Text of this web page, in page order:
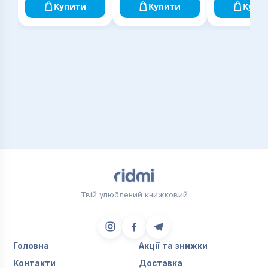
Купити
Купити
Твій улюблений книжковий
Головна
Акції та знижки
Контакти
Доставка